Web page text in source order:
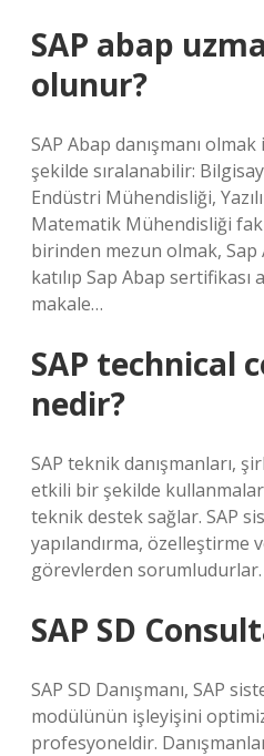
SAP abap
olunur?
SAP Abap danışmanı
şekilde sıralanabilir:
Endüstri Mühendisliği,
Matematik Mühendisliği
birinden mezun olmak,
katılıp Sap Abap sertifikası
makale…
SAP technical
nedir?
SAP teknik danışmanları,
etkili bir şekilde
teknik destek sağlar. SAP
yapılandırma, özelleştirme
görevlerden sorumludurlar.
SAP SD
SAP SD Danışmanı, SAP
modülünün işleyişini
profesyoneldir.